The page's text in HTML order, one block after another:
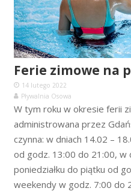
Ferie zimowe na
14 lutego 2022
Pływalnia Osowa
W tym roku w okresie ferii
administrowana przez
czynna: w dniach 14.02 –
od godz. 13:00 do 21:00, w
poniedziałku do piątku od
weekendy w godz. 7:00 do